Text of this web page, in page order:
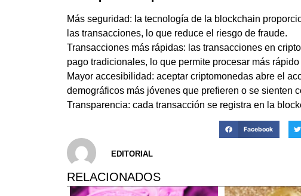
Más seguridad: la tecnología de la blockchain
las transacciones, lo que reduce el riesgo de fraude.
Transacciones más rápidas: las transacciones en
pago tradicionales, lo que permite procesar más
Mayor accesibilidad: aceptar criptomonedas abre el
demográficos más jóvenes que prefieren o se sienten
Transparencia: cada transacción se registra en la
Facebook
EDITORIAL
RELACIONADOS